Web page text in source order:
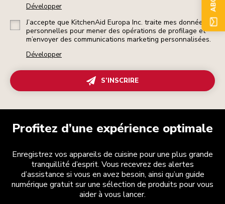
Développer
J’accepte que KitchenAid Europa Inc. traite mes données
personnelles pour mener des opérations de profilage et
m’envoyer des communications marketing personnalisées.
Développer
S’INSCRIRE
Profitez d’une expérience optimale
Enregistrez vos appareils de cuisine pour une plus grande
tranquillité d’esprit. Vous recevrez des alertes
d’assistance si vous en avez besoin, ainsi qu’un guide
numérique gratuit sur une sélection de produits pour vous
aider à vous lancer.